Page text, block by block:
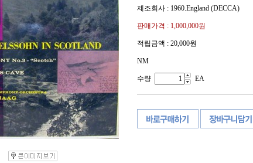
제조회사 : 1960.England (DECCA)
판매가격 : 1,000,000원
적립금액 : 20,000원
NM
수량 EA